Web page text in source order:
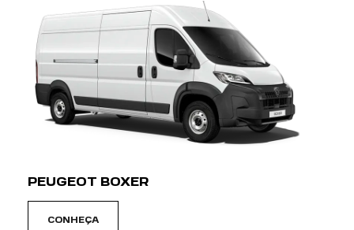
PEUGEOT BOXER
CONHEÇA